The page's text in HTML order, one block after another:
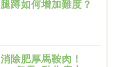
腿蹲如何增加難度？
消除肥厚馬鞍肉！